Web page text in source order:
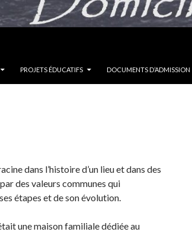
PROJETS ÉDUCATIFS DOCUMENTS D’ADMISSION
dans l’histoire d’un lieu et dans des
des valeurs communes qui
étapes et de son évolution.
une maison familiale dédiée au